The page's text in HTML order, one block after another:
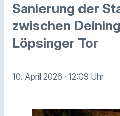
Sanierung der
zwischen
Löpsinger Tor
10. April 2026 · 12:09 Uhr